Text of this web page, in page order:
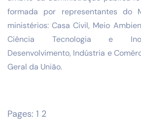
formada por representantes do
ministérios: Casa Civil, Meio
Ciência Tecnologia e
Desenvolvimento, Indústria e
Geral da União.
Pages: 1 2